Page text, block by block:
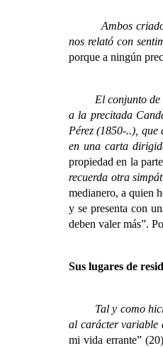
Ambos criados
nos relató con
porque a ningún
El conjunto de
a la precitada
Pérez (1850-..),
en una carta
propiedad en la
recuerda otra
medianero, a quien
y se presenta con
deben valer más”.
Sus lugares de
Tal y como
al carácter variable
mi vida errante” (20)